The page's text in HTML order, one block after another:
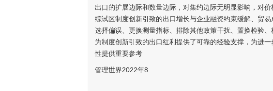
出口的扩展边际和数量边际，对集约边际无明显影响，对
综试区制度创新引致的出口增长与企业融资约束缓解、贸
选择偏误、更换测量指标、排除其他政策干扰、置换检验
为制度创新引致的出口红利提供了可靠的经验支撑，为进
性提供重要参考
管理世界2022年8